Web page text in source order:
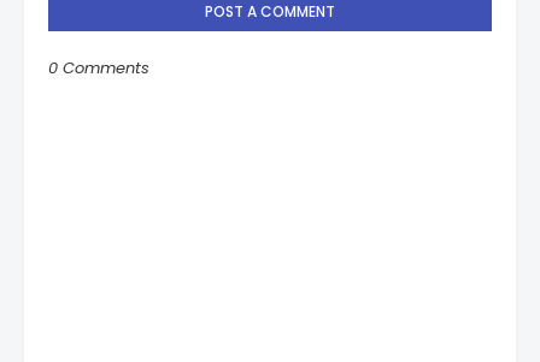
POST A COMMENT
0 Comments